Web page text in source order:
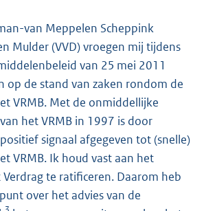
van Meppelen Scheppink
Mulder (VVD) vroegen mij tijdens
van 25 mei 2011
op de stand van zaken rondom de
VRMB. Met de onmiddellijke
het VRMB in 1997 is door
signaal afgegeven tot (snelle)
VRMB. Ik houd vast aan het
te ratificeren. Daarom heb
over het advies van de